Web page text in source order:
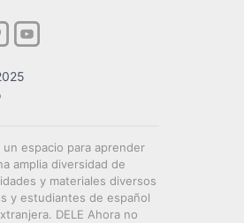
un espacio para aprender
amplia diversidad de
y materiales diversos
y estudiantes de español
DELE Ahora no